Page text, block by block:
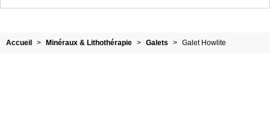
Accueil > Minéraux & Lithothérapie > Galets > Galet Howlite